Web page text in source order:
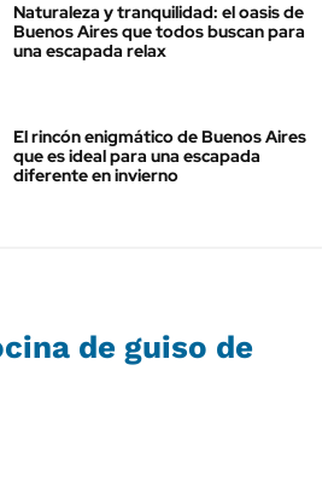
Naturaleza y tranquilidad: el oasis de
Buenos Aires que todos buscan para
una escapada relax
El rincón enigmático de Buenos Aires
que es ideal para una escapada
diferente en invierno
de guiso de